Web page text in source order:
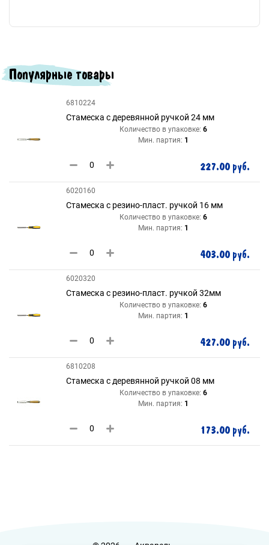
Популярные товары
6810224
Стамеска с деревянной ручкой 24 мм
Количество в упаковке: 6
Мин. партия: 1
227.00 руб.
6020160
Стамеска с резино-пласт. ручкой 16 мм
Количество в упаковке: 6
Мин. партия: 1
403.00 руб.
6020320
Стамеска с резино-пласт. ручкой 32мм
Количество в упаковке: 6
Мин. партия: 1
427.00 руб.
6810208
Стамеска с деревянной ручкой 08 мм
Количество в упаковке: 6
Мин. партия: 1
173.00 руб.